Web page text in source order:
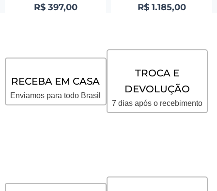
0
de
R$397,00
0
de
R$1.185,00
RECEBA EM CASA
Enviamos para todo Brasil
TROCA E
DEVOLUÇÃO
7 dias após o recebimento